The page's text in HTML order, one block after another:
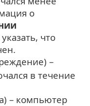
о
что
–
в течение
– компьютер